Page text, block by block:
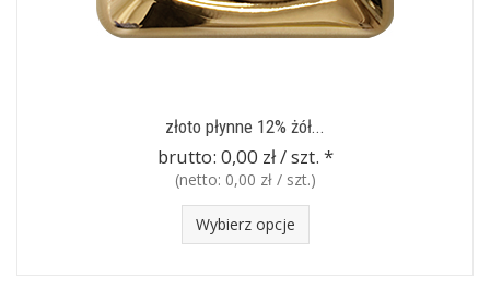
złoto płynne 12% żół...
brutto: 0,00 zł / szt. *
(netto: 0,00 zł / szt.)
Wybierz opcje